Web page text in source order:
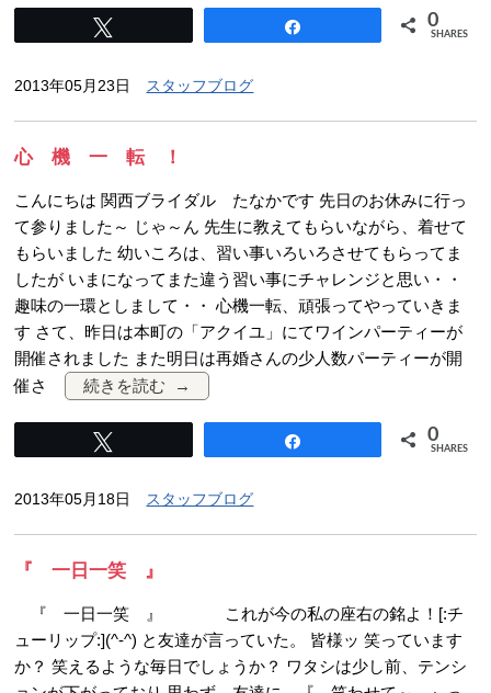
0
SHARES
2013年05月23日 スタッフブログ
心 機 一 転 ！
こんにちは 関西ブライダル たなかです 先日のお休みに行っ
て参りました～ じゃ～ん 先生に教えてもらいながら、着せて
もらいました 幼いころは、習い事いろいろさせてもらってま
したが いまになってまた違う習い事にチャレンジと思い・・
趣味の一環としまして・・ 心機一転、頑張ってやっていきま
す さて、昨日は本町の「アクイユ」にてワインパーティーが
開催されました また明日は再婚さんの少人数パーティーが開
催さ
続きを読む
0
SHARES
2013年05月18日 スタッフブログ
『 一日一笑 』
『 一日一笑 』 これが今の私の座右の銘よ！[:チ
ューリップ:](^-^) と友達が言っていた。 皆様ッ 笑っています
か？ 笑えるような毎日でしょうか？ ワタシは少し前、テンシ